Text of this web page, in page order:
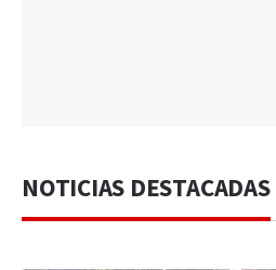
NOTICIAS DESTACADAS